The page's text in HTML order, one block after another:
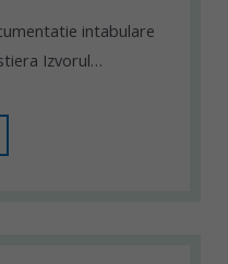
intabulare
Izvorul…